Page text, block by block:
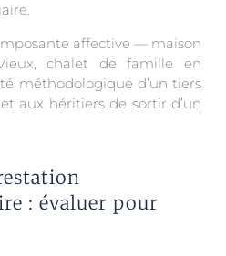
affective — maison
chalet de famille en
méthodologique d’un tiers
aux héritiers de sortir d’un
: évaluer pour